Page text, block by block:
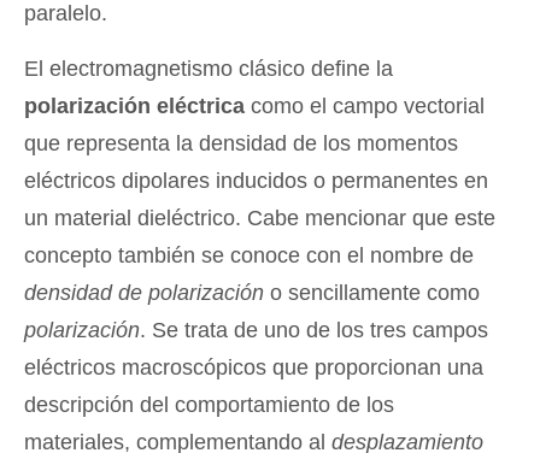
paralelo.
El electromagnetismo clásico define la
polarización eléctrica como el campo vectorial
que representa la densidad de los momentos
eléctricos dipolares inducidos o permanentes en
un material dieléctrico. Cabe mencionar que este
concepto también se conoce con el nombre de
densidad de polarización o sencillamente como
polarización. Se trata de uno de los tres campos
eléctricos macroscópicos que proporcionan una
descripción del comportamiento de los
materiales, complementando al desplazamiento